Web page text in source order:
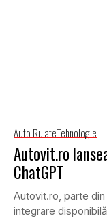
Auto RulateTehnologie
Autovit.ro
ChatGPT
Autovit.ro, parte
integrare